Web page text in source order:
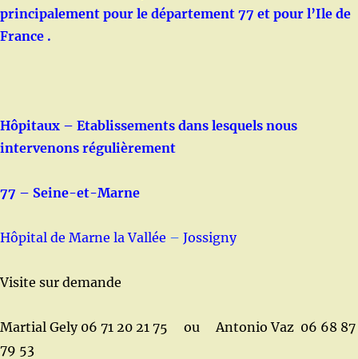
principalement pour le département 77 et pour l’Ile de
France .
Hôpitaux – Etablissements dans lesquels nous
intervenons régulièrement
77 – Seine-et-Marne
Hôpital de Marne la Vallée – Jossigny
Visite sur demande
Martial Gely 06 71 20 21 75 ou Antonio Vaz 06 68 87
79 53